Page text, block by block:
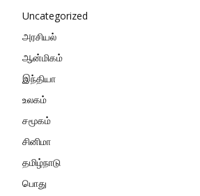
Uncategorized
அரசியல்
ஆன்மிகம்
இந்தியா
உலகம்
சமூகம்
சினிமா
தமிழ்நாடு
பொது